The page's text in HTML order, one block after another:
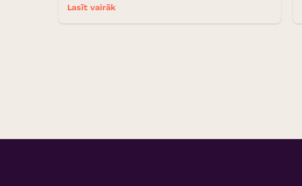
Lasīt vairāk